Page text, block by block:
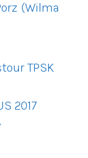
(Wilma
TPSK
2017